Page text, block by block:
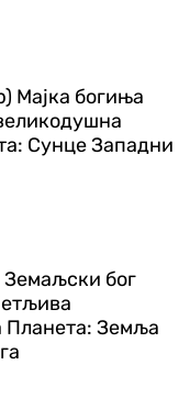
Мајка богиња
Сунце Западни
Земаљски бог
Планета: Земља